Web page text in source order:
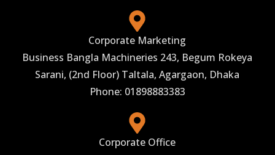
Phone: 01898883383
Corporate Marketing
Business Bangla Machineries 243, Begum Rokeya
Sarani, (2nd Floor) Taltala, Agargaon, Dhaka
Corporate Office